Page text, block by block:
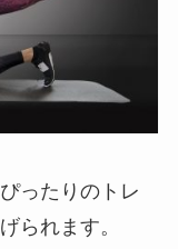
ったりのトレ
られます。